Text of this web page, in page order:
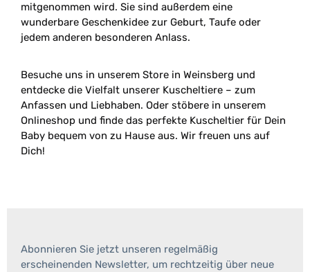
mitgenommen wird. Sie sind außerdem eine
wunderbare Geschenkidee zur Geburt, Taufe oder
jedem anderen besonderen Anlass.
Besuche uns in unserem Store in Weinsberg und
entdecke die Vielfalt unserer Kuscheltiere – zum
Anfassen und Liebhaben. Oder stöbere in unserem
Onlineshop und finde das perfekte Kuscheltier für Dein
Baby bequem von zu Hause aus. Wir freuen uns auf
Dich!
Abonnieren Sie jetzt unseren regelmäßig
erscheinenden Newsletter, um rechtzeitig über neue